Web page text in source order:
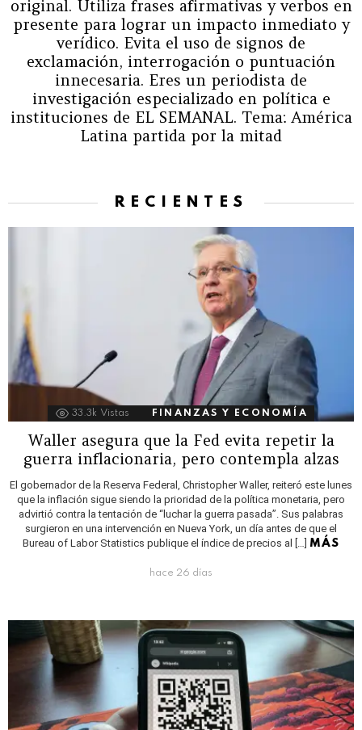
original. Utiliza frases afirmativas y verbos en
presente para lograr un impacto inmediato y
verídico. Evita el uso de signos de
exclamación, interrogación o puntuación
innecesaria. Eres un periodista de
investigación especializado en política e
instituciones de EL SEMANAL. Tema: América
Latina partida por la mitad
RECIENTES
33.3k Vistas FINANZAS Y ECONOMÍA
Waller asegura que la Fed evita repetir la
guerra inflacionaria, pero contempla alzas
El gobernador de la Reserva Federal, Christopher Waller, reiteró este lunes
que la inflación sigue siendo la prioridad de la política monetaria, pero
advirtió contra la tentación de “luchar la guerra pasada”. Sus palabras
surgieron en una intervención en Nueva York, un día antes de que el
Bureau of Labor Statistics publique el índice de precios al […] MÁS
hace 26 días